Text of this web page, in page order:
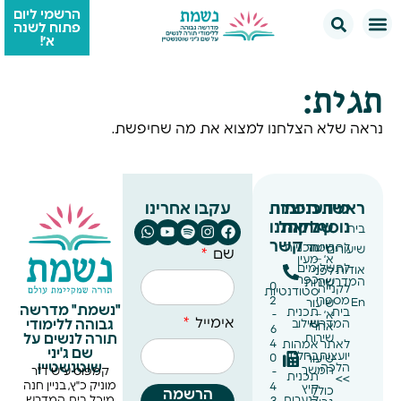
הרשמי ליום
פתוח לשנה
א׳!
תגית:
נראה שלא הצלחנו למצוא את מה שחיפשת.
ראשי
בית
שיעורים
אודות
המדרשה
En
תכניות
שנתיות
שיעור
א׳ –
לפני
שירות
שיעור
א׳ –
אחרי
שירות
שיעור
המשך
כולל
תכניות
לקהל
תכניות
מעין
כפר
סטודנטיות
תכנית
שילוב
אמהות
בחל״ד
תכנית
קיץ
מידע
נוסף
לתרומה
לתשלומים
לקנייה
מספרי
בית
המדרש
לאתר
יועצות
הלכה
>>
צרו
אתנו
קשר
0
2
-
6
4
0
-
4
עקבו אחרינו
שם
אימייל
הרשמה
"נשמת" מדרשה
גבוהה ללימודי
תורה לנשים על
שם ג'יני
שוטנשטיין
קמפוס ע"ש ד"ר
מוניק כ"ץ, בניין חנה